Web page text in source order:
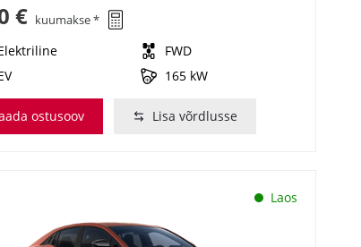
€ kuumakse *
FWD
165 kW
ostusoov Lisa võrdlusse
Laos